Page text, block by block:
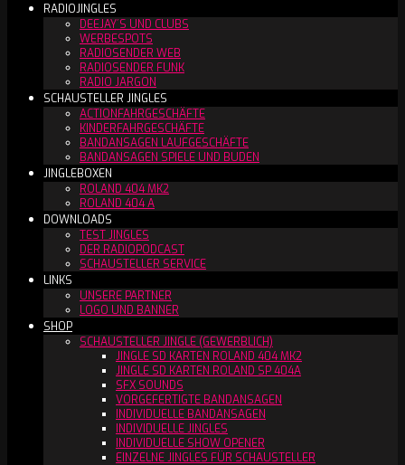
RADIOJINGLES
DEEJAY´S UND CLUBS
WERBESPOTS
RADIOSENDER WEB
RADIOSENDER FUNK
RADIO JARGON
SCHAUSTELLER JINGLES
ACTIONFAHRGESCHÄFTE
KINDERFAHRGESCHÄFTE
BANDANSAGEN LAUFGESCHÄFTE
BANDANSAGEN SPIELE UND BUDEN
JINGLEBOXEN
ROLAND 404 MK2
ROLAND 404 A
DOWNLOADS
TEST JINGLES
DER RADIOPODCAST
SCHAUSTELLER SERVICE
LINKS
UNSERE PARTNER
LOGO UND BANNER
SHOP
SCHAUSTELLER JINGLE (GEWERBLICH)
JINGLE SD KARTEN ROLAND 404 MK2
JINGLE SD KARTEN ROLAND SP 404A
SFX SOUNDS
VORGEFERTIGTE BANDANSAGEN
INDIVIDUELLE BANDANSAGEN
INDIVIDUELLE JINGLES
INDIVIDUELLE SHOW OPENER
EINZELNE JINGLES FÜR SCHAUSTELLER